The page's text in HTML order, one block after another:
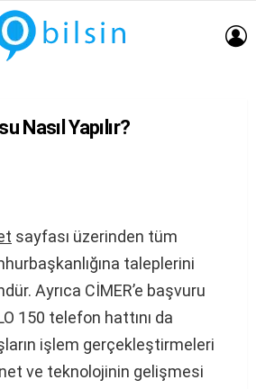
Nasıl Yapılır?
sayfası üzerinden tüm
taleplerini
Ayrıca CİMER’e başvuru
150 telefon hattını da
işlem gerçekleştirmeleri
ve teknolojinin gelişmesi